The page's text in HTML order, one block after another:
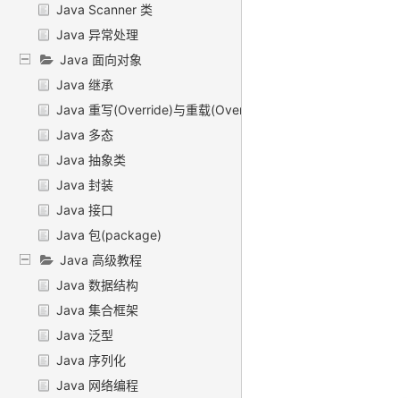
Java Scanner 类
Java 异常处理
Java 面向对象
Java 继承
Java 重写(Override)与重载(Overload)
Java 多态
Java 抽象类
Java 封装
Java 接口
Java 包(package)
Java 高级教程
Java 数据结构
Java 集合框架
Java 泛型
Java 序列化
Java 网络编程